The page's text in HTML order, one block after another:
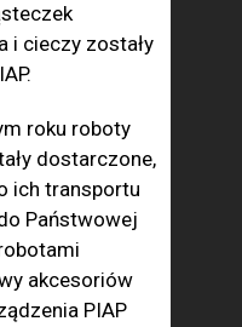
i cieczy zostały
roku roboty
dostarczone,
ich transportu
Państwowej
akcesoriów
PIAP